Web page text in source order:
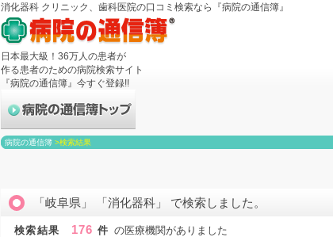
消化器科 クリニック、歯科医院の口コミ検索なら『病院の通信簿』
日本最大級！36万人の患者が
作る患者のための病院検索サイト
『病院の通信簿』今すぐ登録!!
病院の通信簿 >検索結果
「岐阜県」 「消化器科」 で検索しました。
検索結果 176 件 の医療機関がありました